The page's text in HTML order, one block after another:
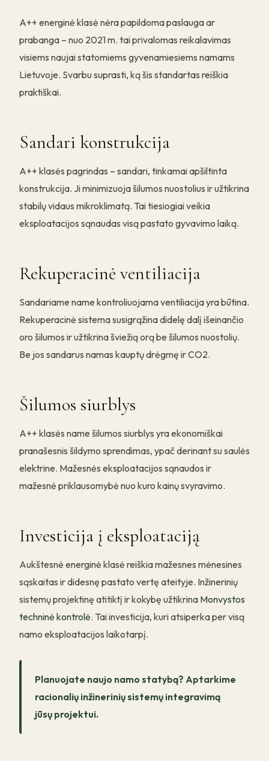
A++ energinė klasė nėra papildoma paslauga ar
prabanga – nuo 2021 m. tai privalomas reikalavimas
visiems naujai statomiems gyvenamiesiems namams
Lietuvoje. Svarbu suprasti, ką šis standartas reiškia
praktiškai.
Sandari konstrukcija
A++ klasės pagrindas – sandari, tinkamai apšiltinta
konstrukcija. Ji minimizuoja šilumos nuostolius ir užtikrina
stabilų vidaus mikroklimatą. Tai tiesiogiai veikia
eksploatacijos sąnaudas visą pastato gyvavimo laiką.
Rekuperacinė ventiliacija
Sandariame name kontroliuojama ventiliacija yra būtina.
Rekuperacinė sistema susigrąžina didelę dalį išeinančio
oro šilumos ir užtikrina šviežią orą be šilumos nuostolių.
Be jos sandarus namas kauptų drėgmę ir CO2.
Šilumos siurblys
A++ klasės name šilumos siurblys yra ekonomiškai
pranašesnis šildymo sprendimas, ypač derinant su saulės
elektrine. Mažesnės eksploatacijos sąnaudos ir
mažesnė priklausomybė nuo kuro kainų svyravimo.
Investicija į eksploataciją
Aukštesnė energinė klasė reiškia mažesnes mėnesines
sąskaitas ir didesnę pastato vertę ateityje. Inžinerinių
sistemų projektinę atitiktį ir kokybę užtikrina Monvystos
techninė kontrolė. Tai investicija, kuri atsiperka per visą
namo eksploatacijos laikotarpį.
Planuojate naujo namo statybą? Aptarkime
racionalių inžinerinių sistemų integravimą
jūsų projektui.